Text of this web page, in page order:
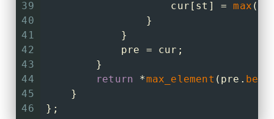
39
40
41
42
43
44
45
46
                    cur[st] =
max
                }
            }
            pre = cur;
        }
return *max_element (pre.
    }
};